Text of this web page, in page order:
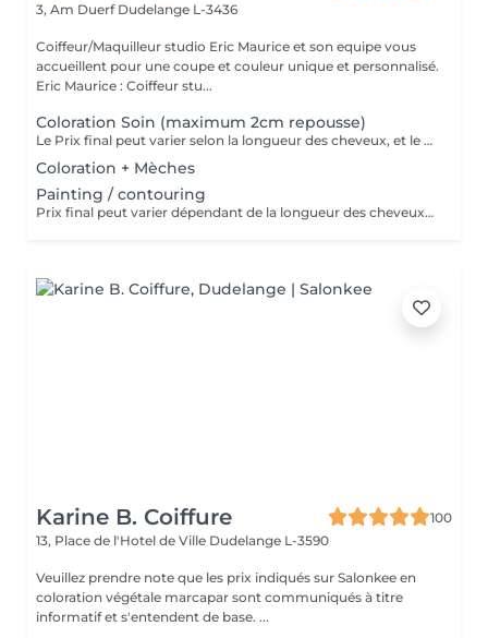
3, Am Duerf Dudelange L-3436
Coiffeur/Maquilleur studio Eric Maurice et son equipe vous
accueillent pour une coupe et couleur unique et personnalisé.
Eric Maurice : Coiffeur stu...
Coloration Soin (maximum 2cm repousse)
Le Prix final peut varier selon la longueur des cheveux, et le résultat souhaiter .
Coloration + Mèches
Painting / contouring
Prix final peut varier dépendant de la longueur des cheveux et de la quantité de produits finalement utilisées.
Karine B. Coiffure
100
13, Place de l'Hotel de Ville Dudelange L-3590
Veuillez prendre note que les prix indiqués sur Salonkee en
coloration végétale marcapar sont communiqués à titre
informatif et s'entendent de base. ...